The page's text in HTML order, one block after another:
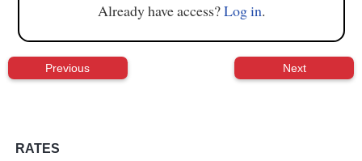
Already have access?Log in.
Previous Next
RATES